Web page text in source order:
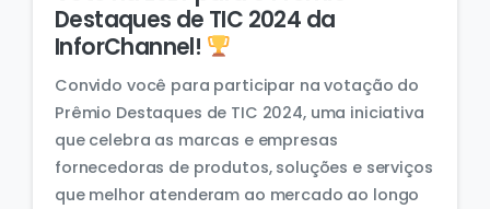
Destaques de TIC 2024 da
InforChannel!
Convido você para participar na votação do
Prêmio Destaques de TIC 2024, uma iniciativa
que celebra as marcas e empresas
fornecedoras de produtos, soluções e serviços
que melhor atenderam ao mercado ao longo